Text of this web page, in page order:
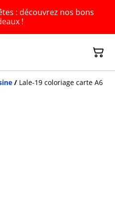
: découvrez nos bons
!
/ Lale-19 coloriage carte A6